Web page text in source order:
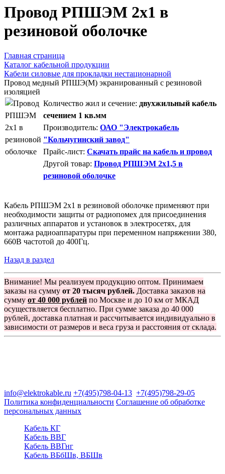
Провод РПШЭМ 2x1 в
резиновой оболочке
Главная страница
Каталог кабельной продукции
Кабели силовые для прокладки нестационарной
Провод медный РПШЭ(М) экранированный с резиновой
изоляцией
Количество жил и сечение: двухжильный кабель
сечением 1 кв.мм
Производитель: ОАО "Электрокабель
"Кольчугинский завод"
Прайс-лист: Скачать прайс на кабель и провод
Другой товар: Провод РПШЭМ 2x1,5 в
резиновой оболочке
Кабель РПШЭМ 2x1 в резиновой оболочке применяют при
необходимости защиты от радиопомех для присоединения
различных аппаратов и установок в электросетях, для
монтажа радиоаппаратуры при переменном напряжении 380,
660В частотой до 400Гц.
Назад в раздел
Внимание! Мы реализуем продукцию оптом. Принимаем
заказы на сумму от 20 тысяч рублей. Доставка заказов на
сумму от 40 000 рублей по Москве и до 10 км от МКАД
осуществляется бесплатно. При сумме заказа до 40 000
рублей, доставка платная и рассчитывается индивидуально в
зависимости от размеров и веса груза и расстояния от склада.
info@elektrokable.ru +7(495)798-04-13 +7(495)798-29-05
Политика конфиденциальности Соглашение об обработке
персональных данных
Кабель КГ
Кабель ВВГ
Кабель ВВГнг
Кабель ВБбШв, ВБШв